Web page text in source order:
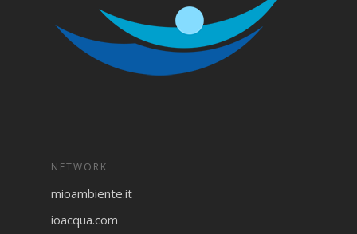
NETWORK
mioambiente.it
ioacqua.com